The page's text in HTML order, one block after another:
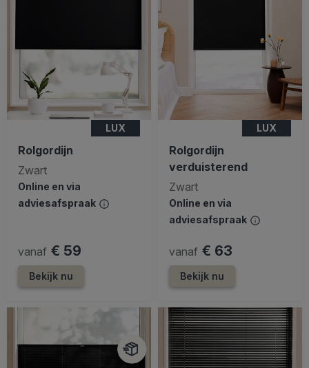
LUX
Rolgordijn
Zwart
Online en via
adviesafspraak
vanaf € 59
Bekijk nu
LUX
Rolgordijn
verduisterend
Zwart
Online en via
adviesafspraak
vanaf € 63
Bekijk nu